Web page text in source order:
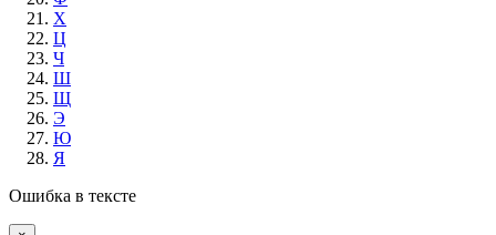
Х
Ц
Ч
Ш
Щ
Э
Ю
Я
Ошибка в тексте